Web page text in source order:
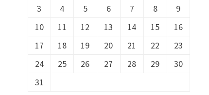
3
4 5 6 7 8
9
10
11 12 13 14 15
16
17
18 19 20 21 22
23
24
25 26 27 28 29
30
31